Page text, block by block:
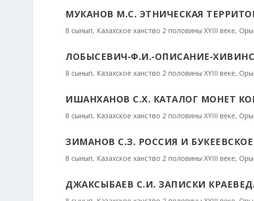
МУКАНОВ М.С. ЭТНИЧЕСКАЯ
8 сынып, Казахское ханство 2 половины ХҮІІІ веке,
ЛОБЫСЕВИЧ-Ф.И.-ОПИСАНИЕ-
8 сынып, Казахское ханство 2 половины ХҮІІІ веке,
ИШАНХАНОВ С.Х. КАТАЛОГ МОНЕТ
8 сынып, Казахское ханство 2 половины ХҮІІІ веке,
ЗИМАНОВ С.З. РОССИЯ И
8 сынып, Казахское ханство 2 половины ХҮІІІ веке,
ДЖАКСЫБАЕВ С.И. ЗАПИСКИ